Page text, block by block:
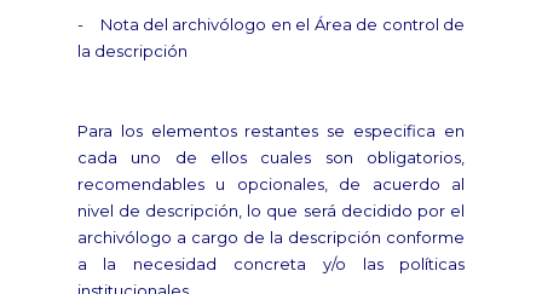
- Nota del archivólogo en el Área de control de
la descripción
Para los elementos restantes se especifica en
cada uno de ellos cuales son obligatorios,
recomendables u opcionales, de acuerdo al
nivel de descripción, lo que será decidido por el
archivólogo a cargo de la descripción conforme
a la necesidad concreta y/o las políticas